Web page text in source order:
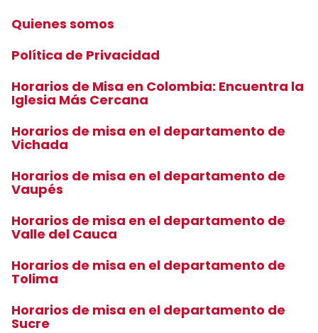
Quienes somos
Política de Privacidad
Horarios de Misa en Colombia: Encuentra la
Iglesia Más Cercana
Horarios de misa en el departamento de
Vichada
Horarios de misa en el departamento de
Vaupés
Horarios de misa en el departamento de
Valle del Cauca
Horarios de misa en el departamento de
Tolima
Horarios de misa en el departamento de
Sucre